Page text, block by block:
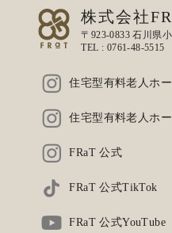
株式会社
〒923-0833 石川県
TEL : 0761-48-5515
住宅型有料老人ホ
住宅型有料老人ホ
FRaT 公式
FRaT 公式TikTok
FRaT 公式YouTube